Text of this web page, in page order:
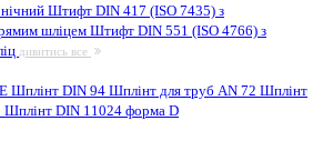
Штифт DIN 417 (ISO 7435) з
шліцем Штифт DIN 551 (ISO 4766) з
дивитись все
Шплінт DIN 94 Шплінт для труб AN 72 Шплінт
Шплінт DIN 11024 форма D